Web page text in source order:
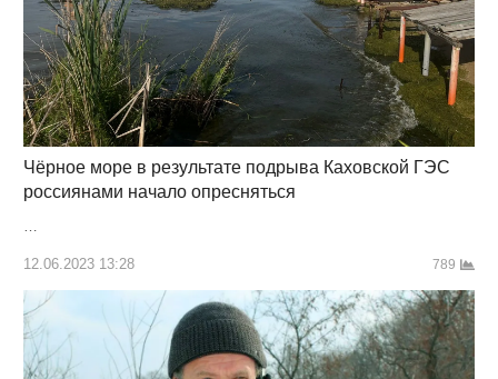
Чёрное море в результате подрыва Каховской ГЭС
россиянами начало опресняться
12.06.2023 13:28 789